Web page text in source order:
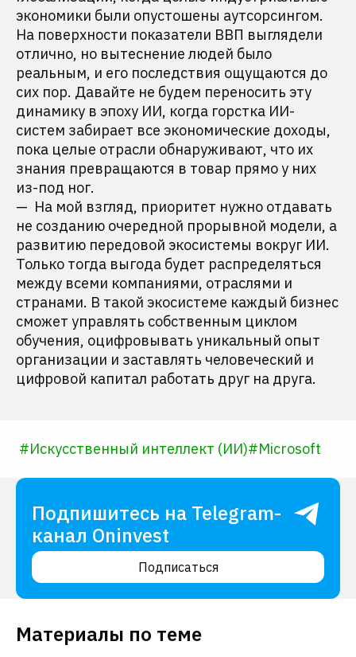
экономики были опустошены аутсорсингом.
На поверхности показатели ВВП выглядели
отлично, но вытеснение людей было
реальным, и его последствия ощущаются до
сих пор. Давайте не будем переносить эту
динамику в эпоху ИИ, когда горстка ИИ-
систем забирает все экономические доходы,
пока целые отрасли обнаруживают, что их
знания превращаются в товар прямо у них
из-под ног.
— На мой взгляд, приоритет нужно отдавать
не созданию очередной прорывной модели, а
развитию передовой экосистемы вокруг ИИ.
Только тогда выгода будет распределяться
между всеми компаниями, отраслями и
странами. В такой экосистеме каждый бизнес
сможет управлять собственным циклом
обучения, оцифровывать уникальный опыт
организации и заставлять человеческий и
цифровой капитал работать друг на друга.
#Искусственный интеллект (ИИ)#Microsoft
Подпишитесь на Telegram-
канал Oninvest
Подписаться
Материалы по теме